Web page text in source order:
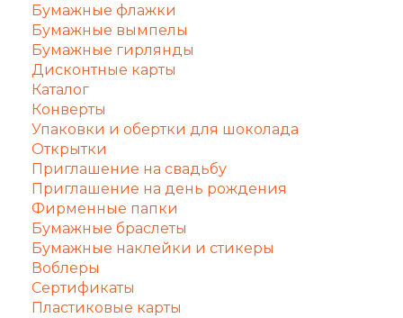
Бумажные флажки
Бумажные вымпелы
Бумажные гирлянды
Дисконтные карты
Каталог
Конверты
Упаковки и обертки для шоколада
Открытки
Приглашение на свадьбу
Приглашение на день рождения
Фирменные папки
Бумажные браслеты
Бумажные наклейки и стикеры
Воблеры
Сертификаты
Пластиковые карты